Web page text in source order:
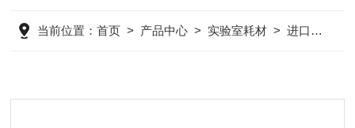
当前位置：首页 > 产品中心 > 实验室耗材 >进口封装试剂